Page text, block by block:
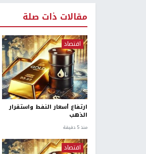
مقالات ذات صلة
اقتصاد
ارتفاع أسعار النفط واستقرار
الذهب
منذ 5 دقيقة
اقتصاد